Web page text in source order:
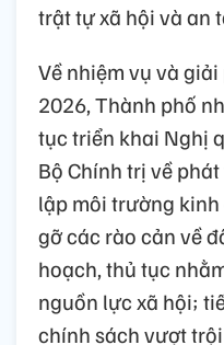
trật tự xã hội và an
Về nhiệm vụ và
2026, Thành phố
tục triển khai Nghị
Bộ Chính trị về
lập môi trường
gỡ các rào cản về
hoạch, thủ tục
nguồn lực xã hội;
chính sách vượt